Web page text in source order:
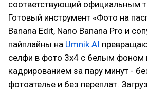
соответствующий официальным
Готовый инструмент «Фото на
Banana Edit, Nano Banana Pro и
пайплайны на Umnik.AI
селфи в фото 3х4 с белым фоном
кадрированием за пару минут -
фотоателье и без переплат.